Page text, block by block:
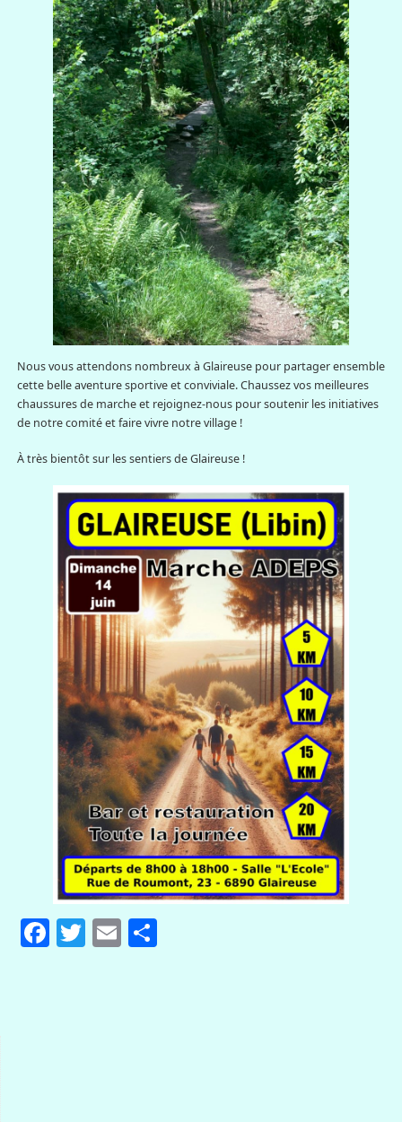
Nous vous attendons nombreux à Glaireuse pour partager ensemble
cette belle aventure sportive et conviviale. Chaussez vos meilleures
chaussures de marche et rejoignez-nous pour soutenir les initiatives
de notre comité et faire vivre notre village !
À très bientôt sur les sentiers de Glaireuse !
Facebook
Twitter
EmailPartager